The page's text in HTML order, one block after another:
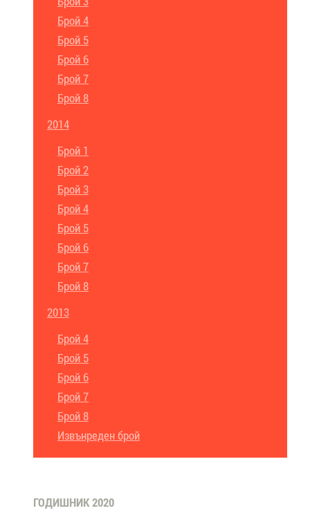
Брой 4
Брой 5
Брой 6
Брой 7
Брой 8
2014
Брой 1
Брой 2
Брой 3
Брой 4
Брой 5
Брой 6
Брой 7
Брой 8
2013
Брой 4
Брой 5
Брой 6
Брой 7
Брой 8
Извънреден брой
ГОДИШНИК 2020